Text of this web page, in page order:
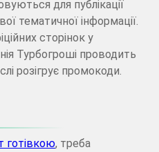
для публікації
тематичної інформації.
сторінок у
Турбогроші проводить
розігрує промокоди.
готівкою, треба